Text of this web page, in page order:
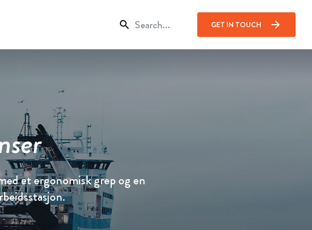
search GET IN TOUCH arrow_forward
et ergonomisk grep og en